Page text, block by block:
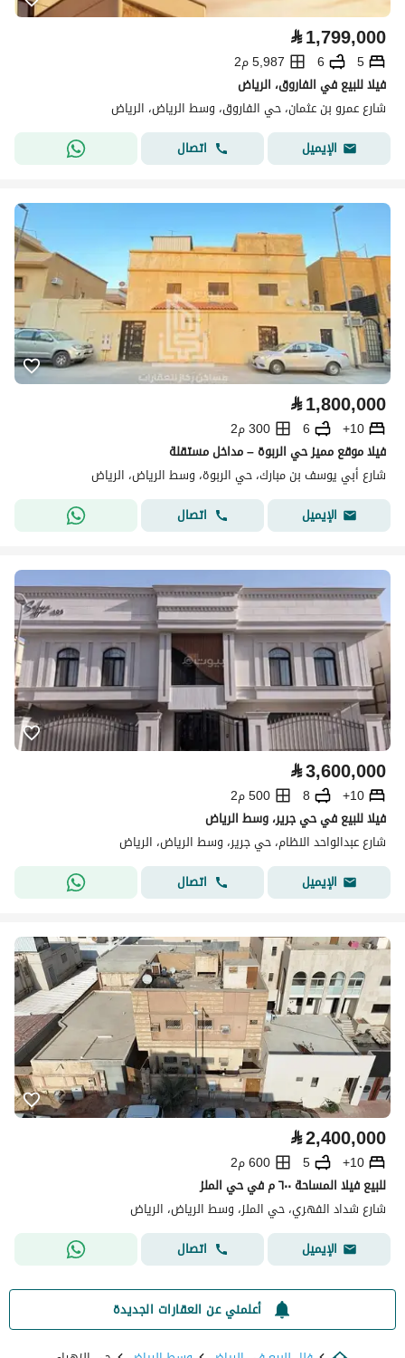
⃁1,799,000
5
6
5,987 م2
فيلا للبيع في الفاروق، الرياض
شارع عمرو بن عثمان، حي الفاروق، وسط الرياض، الرياض
الإيميل
اتصال
⃁1,800,000
10+
6
300 م2
فيلا موقع مميز حي الربوة – مداخل مستقلة
شارع أبي يوسف بن مبارك، حي الربوة، وسط الرياض، الرياض
الإيميل
اتصال
⃁3,600,000
10+
8
500 م2
فيلا للبيع في حي جرير، وسط الرياض
شارع عبدالواحد النظام، حي جرير، وسط الرياض، الرياض
الإيميل
اتصال
⃁2,400,000
10+
5
600 م2
للبيع فيلا المساحة ٦٠٠ م في حي الملز
شارع شداد الفهري، حي الملز، وسط الرياض، الرياض
الإيميل
اتصال
أعلمني عن العقارات الجديدة